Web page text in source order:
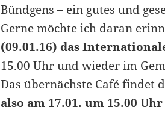
Bündgens – ein gutes und
Gerne möchte ich daran
(09.01.16) das
15.00 Uhr und wieder im
Das übernächste Café findet
also am 17.01. um 15.00 Uhr